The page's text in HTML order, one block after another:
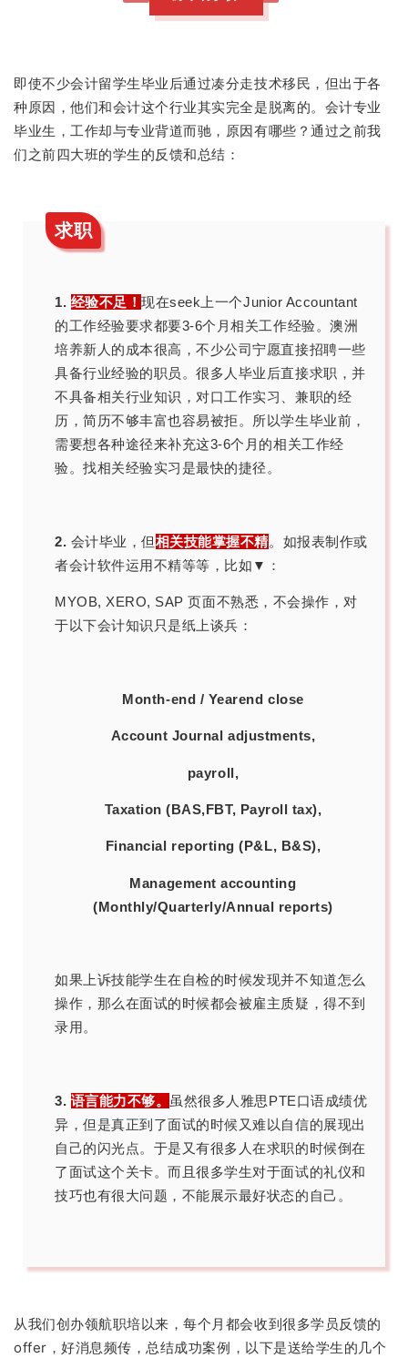
即使不少会计留学生毕业后通过凑分走技术移民，但出于各
种原因，他们和会计这个行业其实完全是脱离的。 会计专业
毕业生，工作却与专业背道而驰，原因有哪些？通过之前我
们之前四大班的学生的反馈和总结：
求职
1. 经验不足！现在seek上一个Junior Accountant
的工作经验要求都要3-6个月相关工作经验。澳洲
培养新人的成本很高，不少公司宁愿直接招聘一些
具备行业经验的职员。很多人毕业后直接求职，并
不具备相关行业知识，对口工作实习、兼职的经
历，简历不够丰富也容易被拒。所以学生毕业前，
需要想各种途径来补充这3-6个月的相关工作经
验。找相关经验实习是最快的捷径。
2. 会计毕业，但相关技能掌握不精。如报表制作或
者会计软件运用不精等等，比如▼：
MYOB, XERO, SAP 页面不熟悉，不会操作， 对
于以下会计知识只是纸上谈兵：
Month-end / Yearend close
Account Journal adjustments,
payroll,
Taxation (BAS,FBT, Payroll tax),
Financial reporting (P&L, B&S),
Management accounting
(Monthly/Quarterly/Annual reports)
如果上诉技能学生在自检的时候发现并不知道怎么
操作，那么在面试的时候都会被雇主质疑，得不到
录用。
3. 语言能力不够。 虽然很多人雅思PTE口语成绩优
异，但是真正到了面试的时候又难以自信的展现出
自己的闪光点。于是又有很多人在求职的时候倒在
了面试这个关卡。而且很多学生对于面试的礼仪和
技巧也有很大问题，不能展示最好状态的自己。
从我们创办领航职培以来，每个月都会收到很多学员反馈的
offer，好消息频传，总结成功案例，以下是送给学生的几个